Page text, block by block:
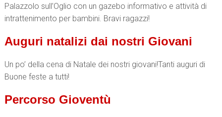
Palazzolo sull’Oglio con un gazebo informativo e attività di
intrattenimento per bambini. Bravi ragazzi!
Auguri natalizi dai nostri Giovani
Un po’ della cena di Natale dei nostri giovani!Tanti auguri di
Buone feste a tutti!
Percorso Gioventù